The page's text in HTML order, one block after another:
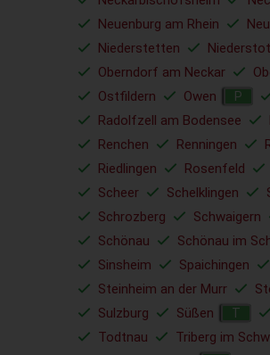
Neuenburg am Rhein
Niederstetten
Oberndorf am Neckar
Ostfildern
Owen P
Radolfzell am Bodensee
Renchen
Renningen
Riedlingen
Rosenfeld
Scheer
Schelklingen
Schrozberg
Schwaigern
Schönau
Schönau im
Sinsheim
Spaichingen
Steinheim an der Murr
Sulzburg
Süßen T
Todtnau
Triberg im